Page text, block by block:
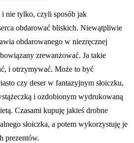
i nie tylko, czyli sposób jak
obdarować bliskich. Niewątpliwie
obdarowanego w niezręcznej
zrewanżować. Ja takie
i otrzymywać. Może to być
czy deser w fantazyjnym słoiczku,
i ozdobionym wydrukowaną
Czasami kupuję jakieś drobne
słoiczka, a potem wykorzystuję je
prezentów.